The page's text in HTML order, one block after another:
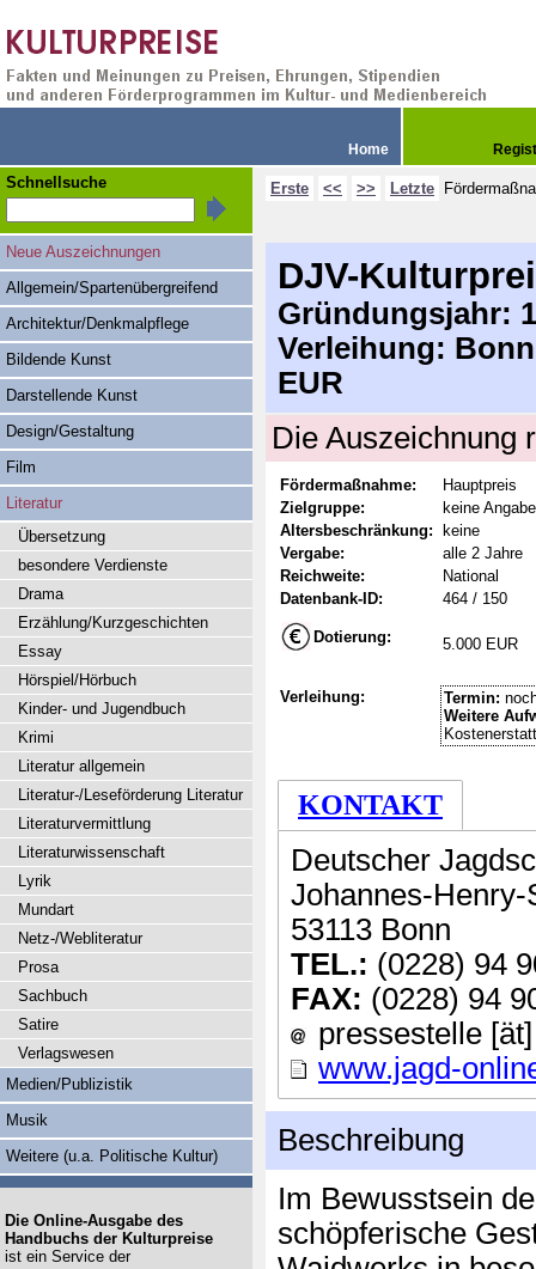
Home
Erste << >> Letzte
DJV-
Gründungsjahr:
Verleihung:
EUR
Die Auszeichnung
Fördermaßnahme:
Hauptpreis
Zielgruppe:
keine Angabe
Altersbeschränkung:
keine
Vergabe:
alle 2 Jahre
Reichweite:
National
Datenbank-ID:
464 / 150
Dotierung: 5.000 EUR
Verleihung: Termin:
Weitere
KONTAKT
Deutscher
Johannes-Henry-
53113 Bonn
TEL.: (0228) 94
FAX: (0228) 94
pressestelle
www.jagd-
Beschreibung
Im Bewusstsein
schöpferische
Schnellsuche
Neue Auszeichnungen
Allgemein/Spartenübergreifend
Architektur/Denkmalpflege
Bildende Kunst
Darstellende Kunst
Design/Gestaltung
Film
Literatur
Übersetzung
besondere Verdienste
Drama
Erzählung/Kurzgeschichten
Essay
Hörspiel/Hörbuch
Kinder- und Jugendbuch
Krimi
Literatur allgemein
Literatur-/Leseförderung Literatur
Literaturvermittlung
Literaturwissenschaft
Lyrik
Mundart
Netz-/Webliteratur
Prosa
Sachbuch
Satire
Verlagswesen
Medien/Publizistik
Musik
Weitere (u.a. Politische Kultur)
Die Online-Ausgabe des
Handbuchs der Kulturpreise
ist ein Service der